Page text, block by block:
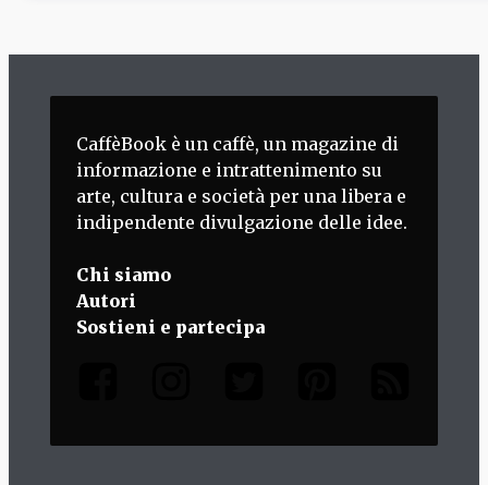
CaffèBook è un caffè, un magazine di
informazione e intrattenimento su
arte, cultura e società per una libera e
indipendente divulgazione delle idee.
Chi siamo
Autori
Sostieni e partecipa